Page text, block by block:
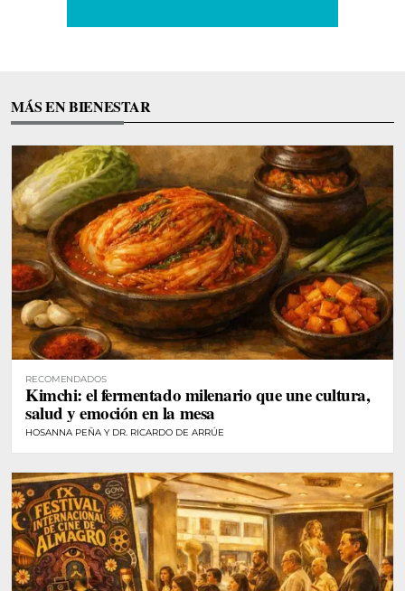
MÁS EN BIENESTAR
RECOMENDADOS
Kimchi: el fermentado milenario que une cultura,
salud y emoción en la mesa
HOSANNA PEÑA Y DR. RICARDO DE ARRÚE